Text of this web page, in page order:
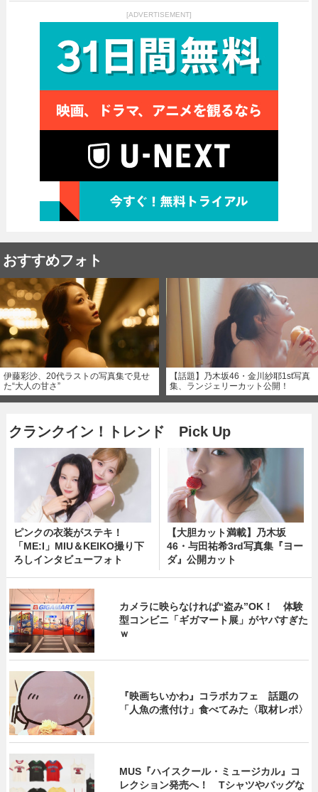
[ADVERTISEMENT]
おすすめフォト
伊藤彩沙、20代ラストの写真集で見せ
た“大人の甘さ”
【話題】乃木坂46・金川紗耶1st写真
集、ランジェリーカット公開！
クランクイン！トレンド Pick Up
ピンクの衣装がステキ！
「ME:I」MIU＆KEIKO撮り下
ろしインタビューフォト
【大胆カット満載】乃木坂
46・与田祐希3rd写真集『ヨー
ダ』公開カット
カメラに映らなければ“盗み”OK！ 体験
型コンビニ「ギガマート展」がヤバすぎた
ｗ
『映画ちいかわ』コラボカフェ 話題の
「人魚の煮付け」食べてみた〈取材レポ〉
MUS『ハイスクール・ミュージカル』コ
レクション発売へ！ Tシャツやバッグな